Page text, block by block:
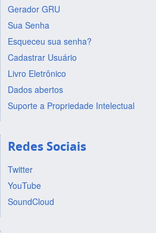
Gerador GRU
Sua Senha
Esqueceu sua senha?
Cadastrar Usuário
Livro Eletrônico
Dados abertos
Suporte a Propriedade Intelectual
Redes Sociais
Twitter
YouTube
SoundCloud